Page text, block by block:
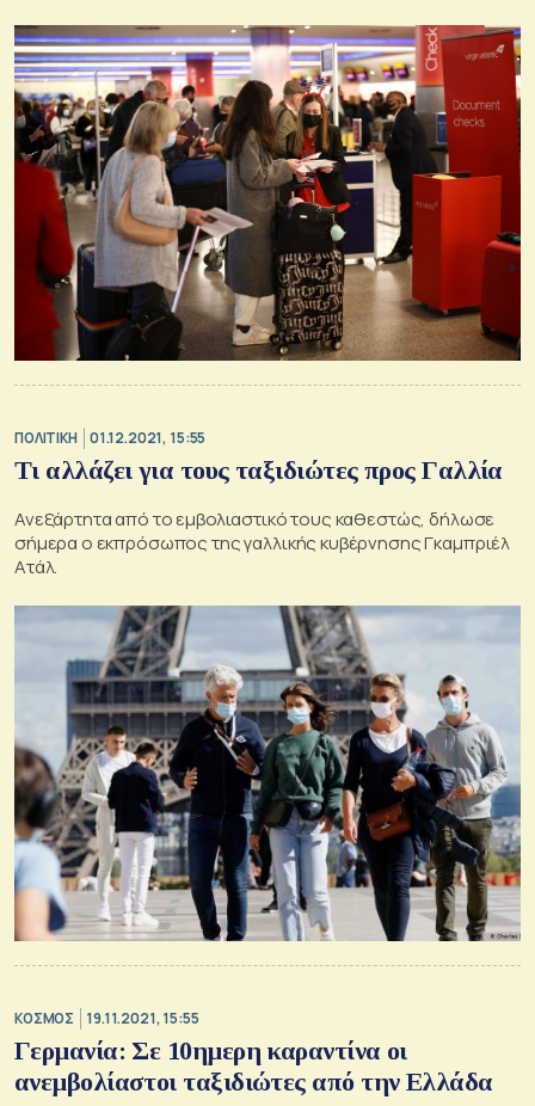
ΠΟΛΙΤΙΚΗ 01.12.2021, 15:55
Τι αλλάζει για τους ταξιδιώτες προς Γαλλία
Ανεξάρτητα από το εμβολιαστικό τους καθεστώς, δήλωσε
σήμερα ο εκπρόσωπος της γαλλικής κυβέρνησης Γκαμπριέλ
Ατάλ.
ΚΟΣΜΟΣ 19.11.2021, 15:55
Γερμανία: Σε 10ημερη καραντίνα οι
ανεμβολίαστοι ταξιδιώτες από την Ελλάδα